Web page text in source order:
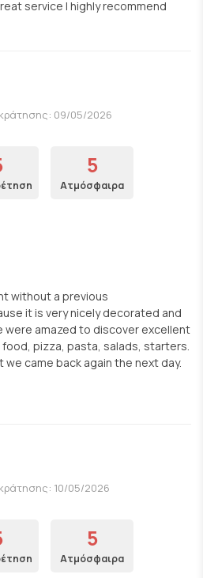
service I highly recommend
09/05/2026
5
Ατμόσφαιρα
without a previous
it is very nicely decorated and
were amazed to discover excellent
pizza, pasta, salads, starters.
came back again the next day.
10/05/2026
5
Ατμόσφαιρα